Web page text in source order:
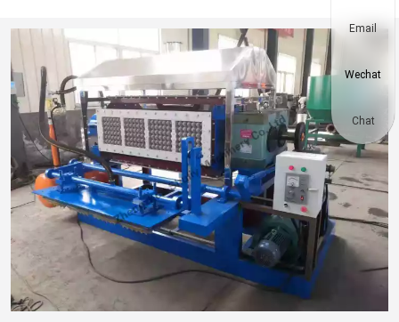
Email
Wechat
Chat